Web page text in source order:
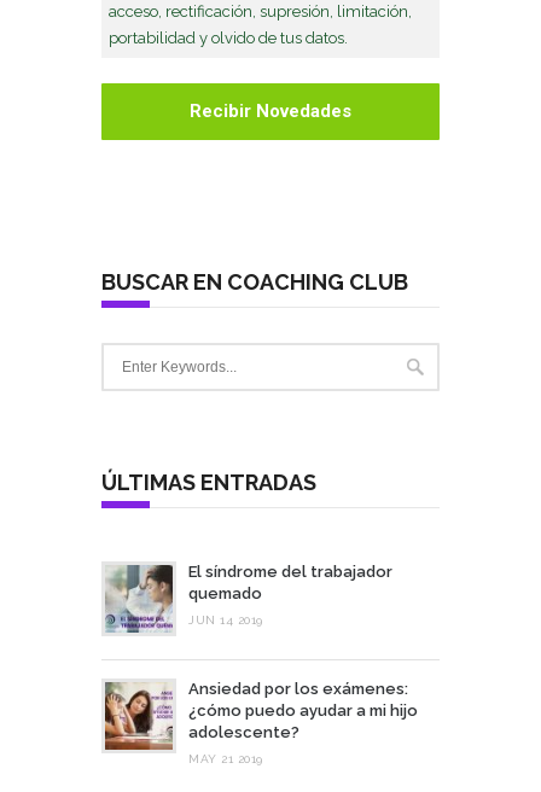
acceso, rectificación, supresión, limitación,
portabilidad y olvido de tus datos.
BUSCAR EN COACHING CLUB
ÚLTIMAS ENTRADAS
El síndrome del trabajador
quemado
JUN 14 2019
Ansiedad por los exámenes:
¿cómo puedo ayudar a mi hijo
adolescente?
MAY 21 2019